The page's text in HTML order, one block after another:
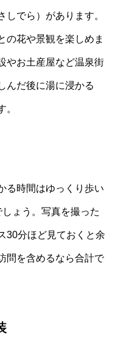
でら）があります。
の花や景観を楽しめま
やお土産屋など温泉街
んだ後に湯に浸かる
。
る時間はゆっくり歩い
ょう。写真を撮った
30分ほど見ておくと余
問を含めるなら合計で